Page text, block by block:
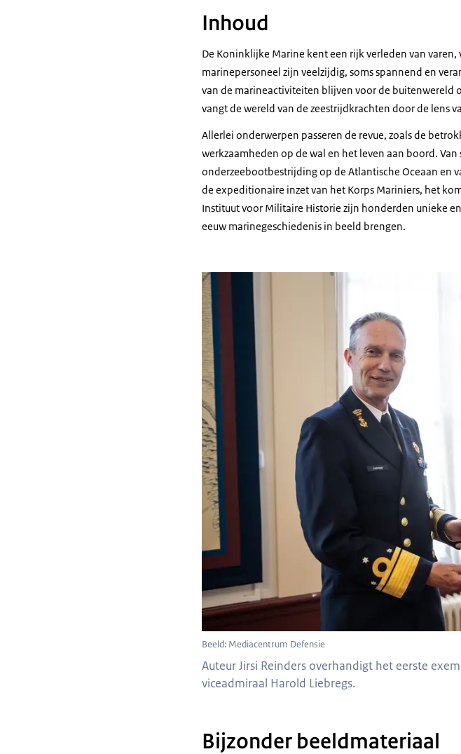
Inhoud
De Koninklijke Marine kent een rijk verleden van
marinepersoneel zijn veelzijdig, soms spannend en
van de marineactiviteiten blijven voor de buitenwereld
vangt de wereld van de zeestrijdkrachten door de lens
Allerlei onderwerpen passeren de revue, zoals de
werkzaamheden op de wal en het leven aan boord.
onderzeebootbestrijding op de Atlantische Oceaan en
de expeditionaire inzet van het Korps Mariniers, het
Instituut voor Militaire Historie zijn honderden unieke
eeuw marinegeschiedenis in beeld brengen.
Beeld: Mediacentrum Defensie
Auteur Jirsi Reinders overhandigt het eerste
viceadmiraal Harold Liebregs.
Bijzonder beeldmateriaal